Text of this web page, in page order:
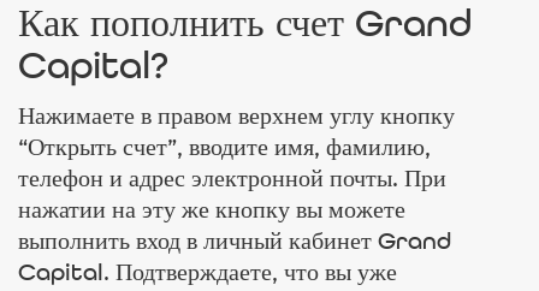
Как пополнить счет Grand
Capital?
Нажимаете в правом верхнем углу кнопку
“Открыть счет”, вводите имя, фамилию,
телефон и адрес электронной почты. При
нажатии на эту же кнопку вы можете
выполнить вход в личный кабинет Grand
Capital. Подтверждаете, что вы уже